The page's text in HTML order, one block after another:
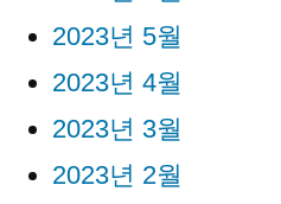
2023년 5월
2023년 4월
2023년 3월
2023년 2월